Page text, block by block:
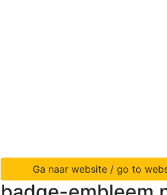
Ga naar website / go to